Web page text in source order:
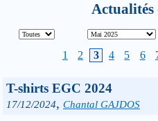
Actualités
1 2 3 4 5 6
T-shirts EGC 2024
17/12/2024, Chantal GAJDOS